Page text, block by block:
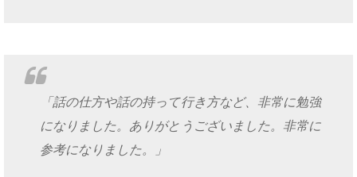
「話の仕方や話の持って行き方など、非常に勉強
になりました。ありがとうございました。非常に
参考になりました。」